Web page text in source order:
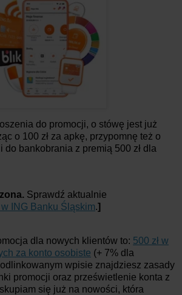
do promocji, o stówę jest już
o 100 zł za apkę, przypomnę też o
do bankobrania z premią 500 zł dla
Sprawdź aktualnie
ING Banku Śląskim.]
dla nowych klientów to: 500 zł w
za konto osobiste (+ 7% dla
wpisie znajdziesz zasady
promocji oraz prześwietlenie konta z
się już na nowości, która